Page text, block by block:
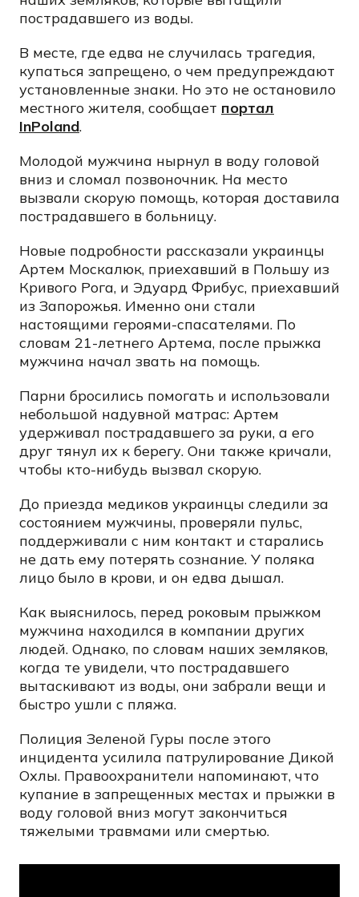
пострадавшего из воды.
В месте, где едва не случилась трагедия,
купаться запрещено, о чем предупреждают
установленные знаки. Но это не остановило
местного жителя, сообщает портал
InPoland.
Молодой мужчина нырнул в воду головой
вниз и сломал позвоночник. На место
вызвали скорую помощь, которая доставила
пострадавшего в больницу.
Новые подробности рассказали украинцы
Артем Москалюк, приехавший в Польшу из
Кривого Рога, и Эдуард Фрибус, приехавший
из Запорожья. Именно они стали
настоящими героями-спасателями. По
словам 21-летнего Артема, после прыжка
мужчина начал звать на помощь.
Парни бросились помогать и использовали
небольшой надувной матрас: Артем
удерживал пострадавшего за руки, а его
друг тянул их к берегу. Они также кричали,
чтобы кто-нибудь вызвал скорую.
До приезда медиков украинцы следили за
состоянием мужчины, проверяли пульс,
поддерживали с ним контакт и старались
не дать ему потерять сознание. У поляка
лицо было в крови, и он едва дышал.
Как выяснилось, перед роковым прыжком
мужчина находился в компании других
людей. Однако, по словам наших земляков,
когда те увидели, что пострадавшего
вытаскивают из воды, они забрали вещи и
быстро ушли с пляжа.
Полиция Зеленой Гуры после этого
инцидента усилила патрулирование Дикой
Охлы. Правоохранители напоминают, что
купание в запрещенных местах и прыжки в
воду головой вниз могут закончиться
тяжелыми травмами или смертью.